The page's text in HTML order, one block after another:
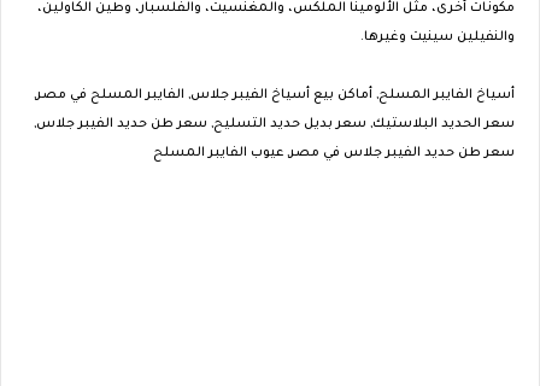
مكونات أخرى، مثل الألومينا الملكس، والمغنسيت، والفلسبار، وطين الكاولين،
والنفيلين سينيت وغيرها.
أسياخ الفايبر المسلح, أماكن بيع أسياخ الفيبر جلاس, الفايبر المسلح في مصر,
سعر الحديد البلاستيك, سعر بديل حديد التسليح, سعر طن حديد الفيبر جلاس,
سعر طن حديد الفيبر جلاس في مصر, عيوب الفايبر المسلح